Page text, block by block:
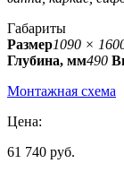
Габариты
Размер1090 ×
Глубина, мм490
Монтажная схема
Цена:
61 740 руб.